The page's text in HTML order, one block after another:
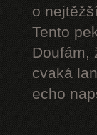
o
Tento
Doufám,
cvaká
echo